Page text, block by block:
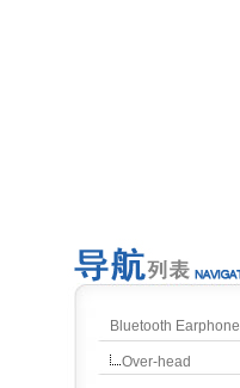
Bluetooth Earphone
Over-head